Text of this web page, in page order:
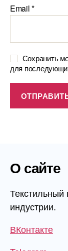
Email*
Сохранить
для
О сайте
Текстильный
индустрии.
ВКонтакте